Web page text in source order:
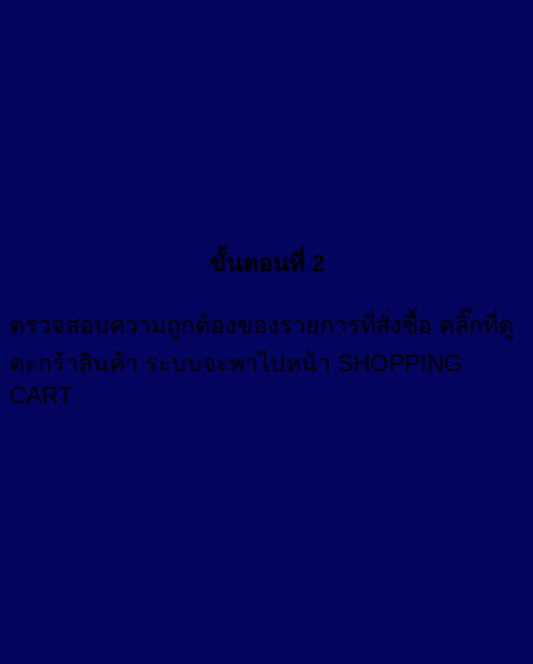
ขั้นตอนที่ 2
ตรวจสอบความถูกต้องของรายการที่สั่งซื้อ คลิ๊กที่ดู
ตะกร้าสินค้า ระบบจะพาไปหน้า SHOPPING
CART